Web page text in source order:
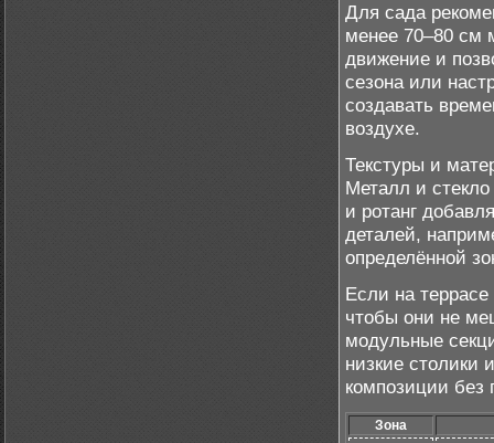
Для сада
менее 70–80 см
движение и
сезона или
создавать
воздухе.
Текстуры и
Металл и
и ротанг
деталей,
определённой
Если на
чтобы они не
модульные
низкие столики
композиции без
Зона